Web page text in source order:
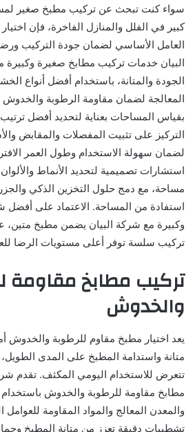
سواء كنت تبحث عن تركيب مطبخ صغير
كبير في الفلل والمنازل الفاخرة، فإن
العامل الأساسي لضمان جودة التركيب
البيان خدمات تركيب مطابخ صغيرة وكبيرة مع
الجودة والمتانة، باستخدام أفضل أنواع
المعالجة لضمان مقاومة الرطوبة والخدوش
بقياس المساحات بعناية لتحديد أفضل
التركيز على تثبيت المفصلات والمقابض
لضمان سهولة الاستخدام وطول العمر
استشارات تصميمية لتحديد الأنماط
مساحة، مع دمج حلول التخزين الذكي
استفادة من المساحة. الاعتماد على
وكبيرة مع شركة البيان يضمن مطبخ متين،
تركيب سلسة توفر أعلى مستويات الرضا
تركيب مطابخ مقاومة
والخدوش
يعد اختيار مطبخ مقاوم للرطوبة والخدوش
متانة واستدامة المطبخ على المدى
تتعرض للاستخدام اليومي المكثف. تقدم
مطابخ مقاومة للرطوبة والخدوش
والمعدن المعالج والمواد المقاومة للعوامل
تشطيبات دقيقة تعزز من متانة المطبخ